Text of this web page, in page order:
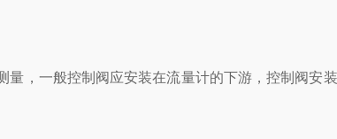
一般控制阀应安装在流量计的下游，控制阀安